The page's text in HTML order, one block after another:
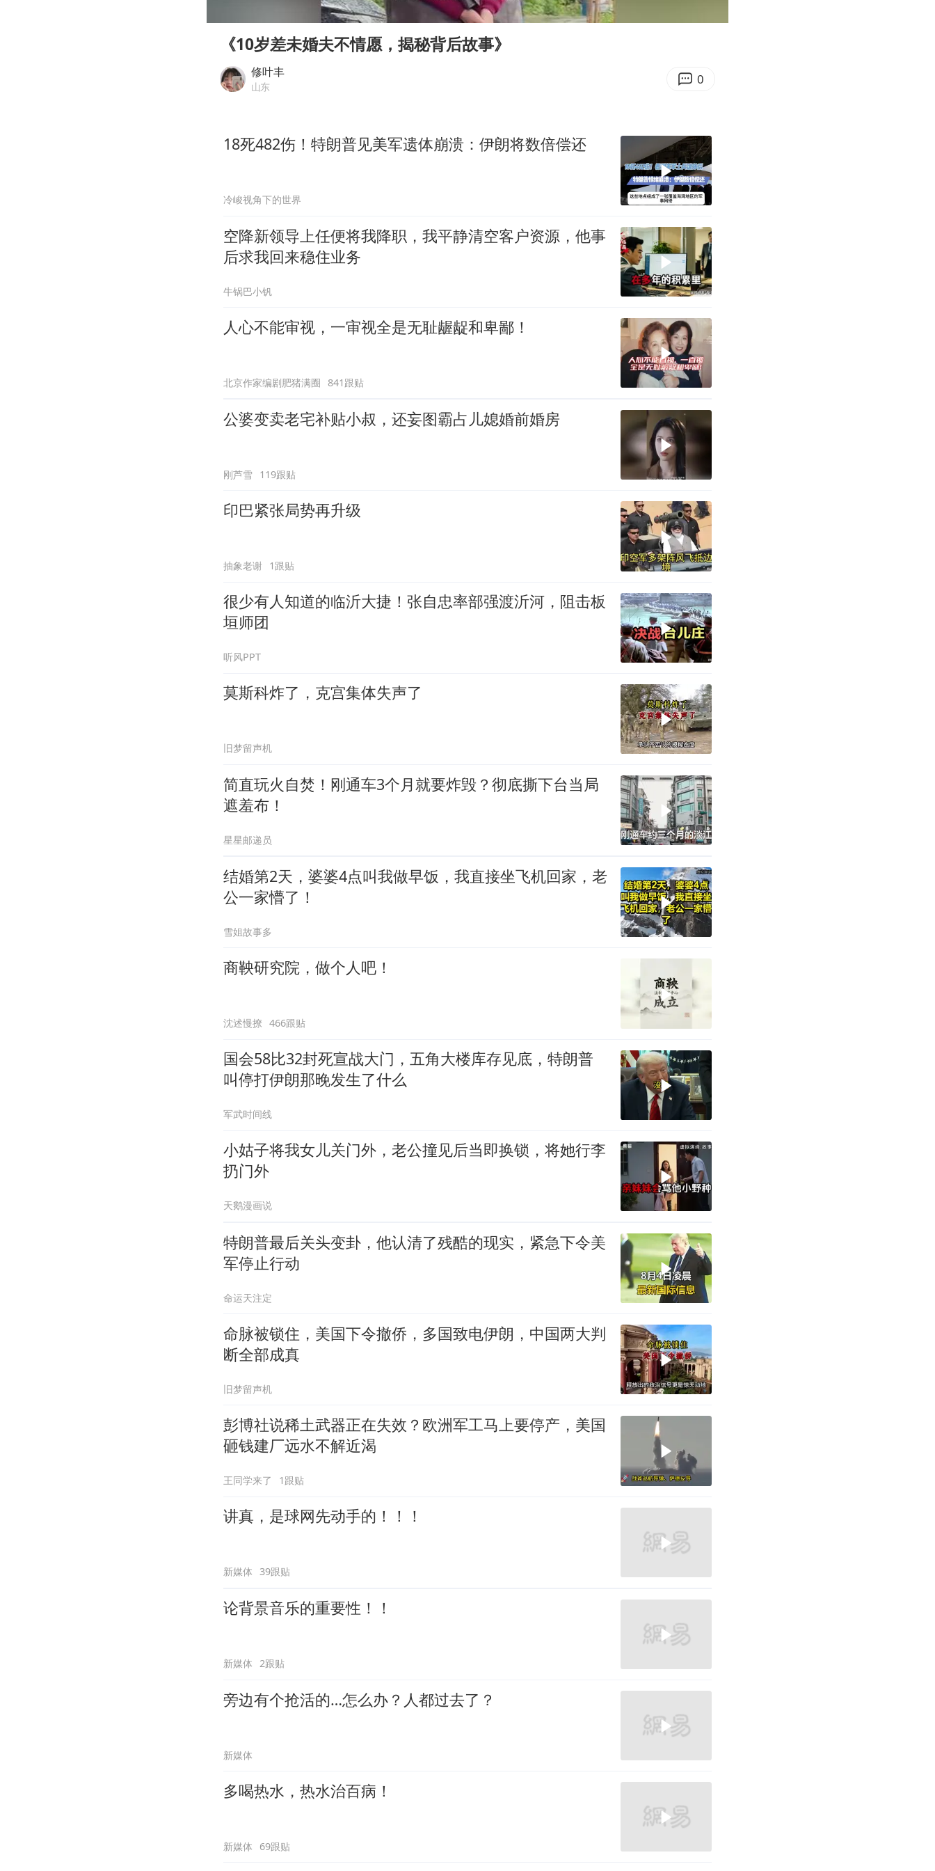
80后女柜员逆袭成4200亿银行副行长
27岁女子成组织卖淫集团主犯被通缉
贵州轮胎子公司获美国退税8136万
《10岁差未婚夫不情愿，揭秘背后故事》
修叶丰
山东 0
18死482伤！特朗普见美军遗体崩溃：伊朗将数倍偿还
冷峻视角下的世界
空降新领导上任便将我降职，我平静清空客户资源，他事
后求我回来稳住业务
牛锅巴小钒
人心不能审视，一审视全是无耻龌龊和卑鄙！
北京作家编剧肥猪满圈 841跟贴
公婆变卖老宅补贴小叔，还妄图霸占儿媳婚前婚房
刚芦雪 119跟贴
印巴紧张局势再升级
抽象老谢 1跟贴
很少有人知道的临沂大捷！张自忠率部强渡沂河，阻击板
垣师团
听风PPT
莫斯科炸了，克宫集体失声了
旧梦留声机
简直玩火自焚！刚通车3个月就要炸毁？彻底撕下台当局
遮羞布！
星星邮递员
结婚第2天，婆婆4点叫我做早饭，我直接坐飞机回家，老
公一家懵了！
雪姐故事多
商鞅研究院，做个人吧！
沈述慢撩 466跟贴
国会58比32封死宣战大门，五角大楼库存见底，特朗普
叫停打伊朗那晚发生了什么
军武时间线
小姑子将我女儿关门外，老公撞见后当即换锁，将她行李
扔门外
天鹅漫画说
特朗普最后关头变卦，他认清了残酷的现实，紧急下令美
军停止行动
命运天注定
命脉被锁住，美国下令撤侨，多国致电伊朗，中国两大判
断全部成真
旧梦留声机
彭博社说稀土武器正在失效？欧洲军工马上要停产，美国
砸钱建厂远水不解近渴
王同学来了 1跟贴
讲真，是球网先动手的！！！
新媒体 39跟贴
论背景音乐的重要性！！
新媒体 2跟贴
旁边有个抢活的…怎么办？人都过去了？
新媒体
多喝热水，热水治百病！
新媒体 69跟贴